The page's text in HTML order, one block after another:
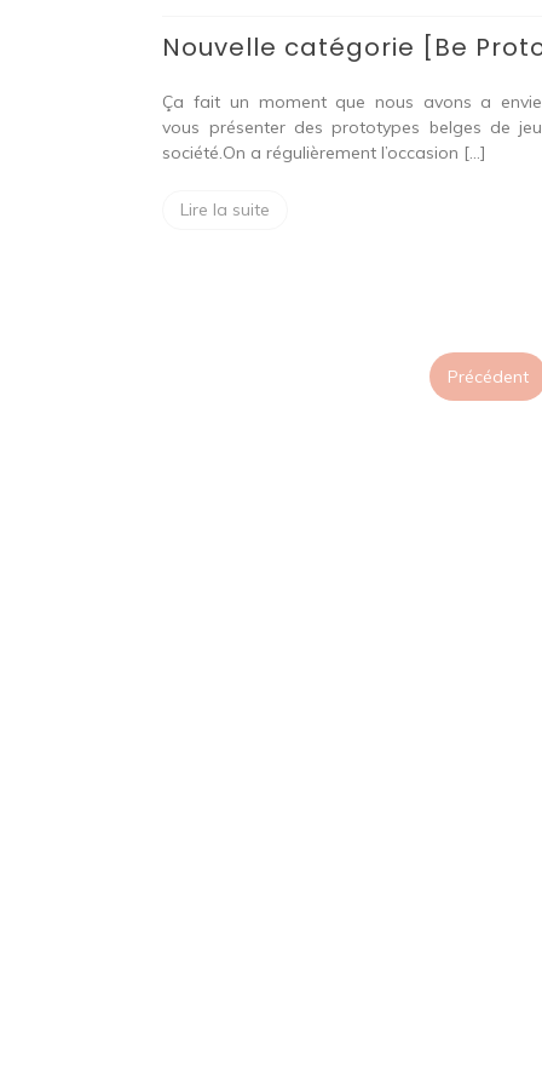
Proto]
Nouvelle catégorie [Be
Ça fait un moment que nous avons a
vous présenter des prototypes belges de
société.On a régulièrement l’occasion […]
Lire la suite
Précédent